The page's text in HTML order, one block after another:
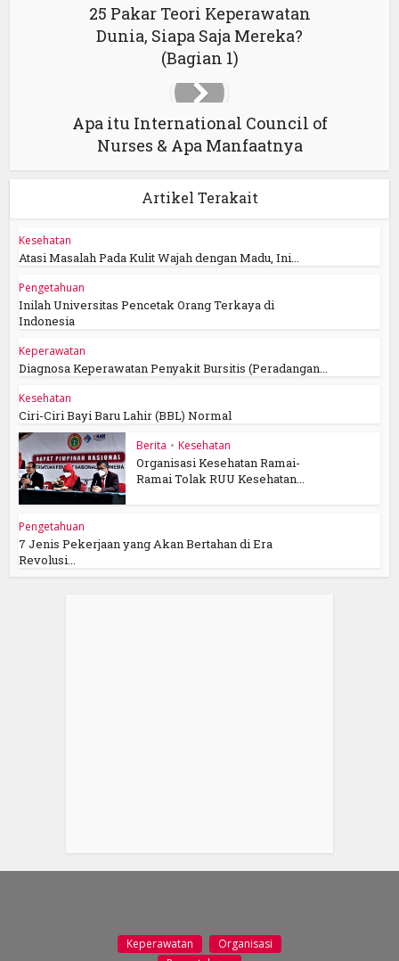
25 Pakar Teori Keperawatan
Dunia, Siapa Saja Mereka?
(Bagian 1)
Apa itu International Council of
Nurses & Apa Manfaatnya
Artikel Terakait
Kesehatan
Atasi Masalah Pada Kulit Wajah dengan Madu, Ini...
Pengetahuan
Inilah Universitas Pencetak Orang Terkaya di
Indonesia
Keperawatan
Diagnosa Keperawatan Penyakit Bursitis (Peradangan...
Kesehatan
Ciri-Ciri Bayi Baru Lahir (BBL) Normal
Berita • Kesehatan
Organisasi Kesehatan Ramai-
Ramai Tolak RUU Kesehatan...
Pengetahuan
7 Jenis Pekerjaan yang Akan Bertahan di Era
Revolusi...
Keperawatan
Organisasi